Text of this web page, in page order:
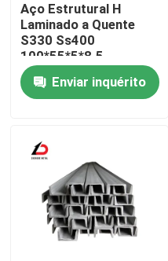
Para casa
Produtos
Vídeos
Sobre nós
Aço Estrutural H
Laminado a Quente
S330 Ss400
100*55*5*8.5
120*60*5.5*9 Canal U
de Aço Cu
Personalizável
Enviar inquérito